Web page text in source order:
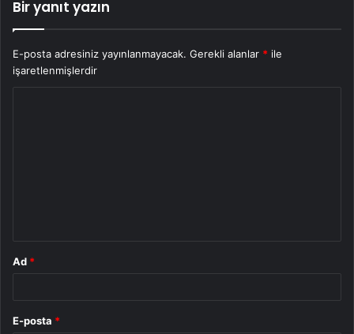
Bir yanıt yazın
E-posta adresiniz yayınlanmayacak. Gerekli alanlar * ile
işaretlenmişlerdir
Ad *
E-posta *